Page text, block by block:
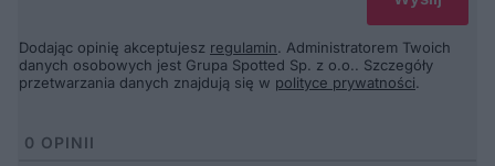
Dodając opinię akceptujesz regulamin. Administratorem Twoich
danych osobowych jest Grupa Spotted Sp. z o.o.. Szczegóły
przetwarzania danych znajdują się w polityce prywatności.
0 OPINII